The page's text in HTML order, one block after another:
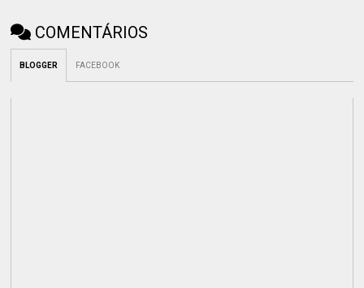
COMENTÁRIOS
BLOGGER FACEBOOK